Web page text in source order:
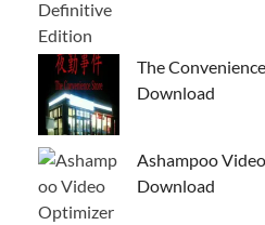
The
Download
Ashampoo
Download